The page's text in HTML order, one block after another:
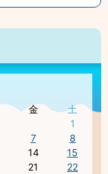
金
土
1
7
8
14
15
21
22